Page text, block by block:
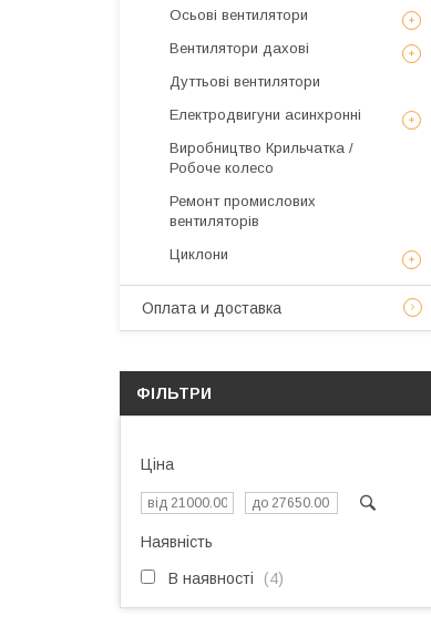
Осьові вентилятори
Вентилятори дахові
Дуттьові вентилятори
Електродвигуни асинхронні
Виробництво Крильчатка /
Робоче колесо
Ремонт промислових
вентиляторів
Циклони
Оплата и доставка
ФІЛЬТРИ
Ціна
Наявність
В наявності 4